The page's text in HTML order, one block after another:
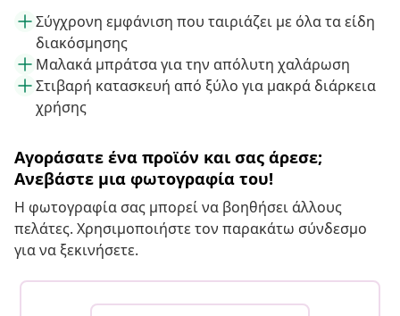
Σύγχρονη εμφάνιση που ταιριάζει με όλα τα είδη
διακόσμησης
Μαλακά μπράτσα για την απόλυτη χαλάρωση
Στιβαρή κατασκευή από ξύλο για μακρά διάρκεια
χρήσης
Αγοράσατε ένα προϊόν και σας άρεσε;
Ανεβάστε μια φωτογραφία του!
Η φωτογραφία σας μπορεί να βοηθήσει άλλους
πελάτες. Χρησιμοποιήστε τον παρακάτω σύνδεσμο
για να ξεκινήσετε.